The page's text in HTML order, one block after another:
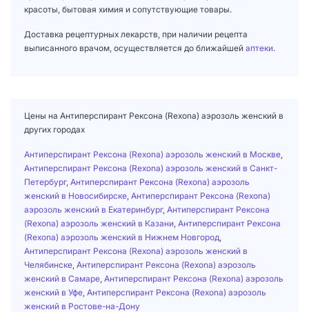
красоты, бытовая химия и сопутствующие товары.
Доставка рецептурных лекарств, при наличии рецепта
выписанного врачом, осуществляется до ближайшей аптеки.
Цены на Антиперспирант Рексона (Rexona) аэрозоль женский в
других городах
Антиперспирант Рексона (Rexona) аэрозоль женский в Москве
Антиперспирант Рексона (Rexona) аэрозоль женский в Санкт-
Петербург, Антиперспирант Рексона (Rexona) аэрозоль
женский в Новосибирске Антиперспирант Рексона (Rexona)
аэрозоль женский в Екатеринбург, Антиперспирант Рексона
(Rexona) аэрозоль женский в Казани Антиперспирант Рексона
(Rexona) аэрозоль женский в Нижнем Новгород
Антиперспирант Рексона (Rexona) аэрозоль женский в
Челябинске Антиперспирант Рексона (Rexona) аэрозоль
женский в Самаре Антиперспирант Рексона (Rexona) аэрозоль
женский в Уфе Антиперспирант Рексона (Rexona) аэрозоль
женский в Ростове-на-Дону